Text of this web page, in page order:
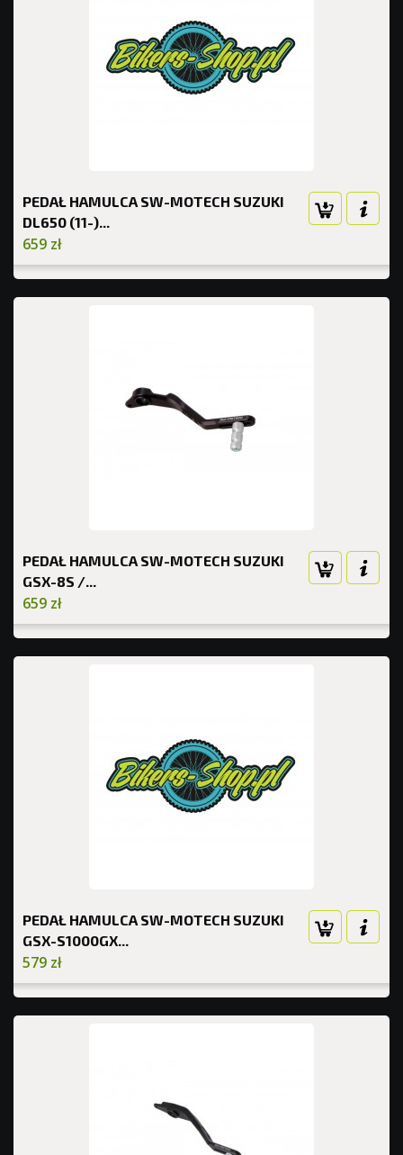
PEDAŁ HAMULCA SW-MOTECH SUZUKI
DL650 (11-)...
659 zł
PEDAŁ HAMULCA SW-MOTECH SUZUKI
GSX-8S /...
659 zł
PEDAŁ HAMULCA SW-MOTECH SUZUKI
GSX-S1000GX...
579 zł